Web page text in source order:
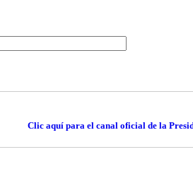
Clic aquí para el canal oficial de la